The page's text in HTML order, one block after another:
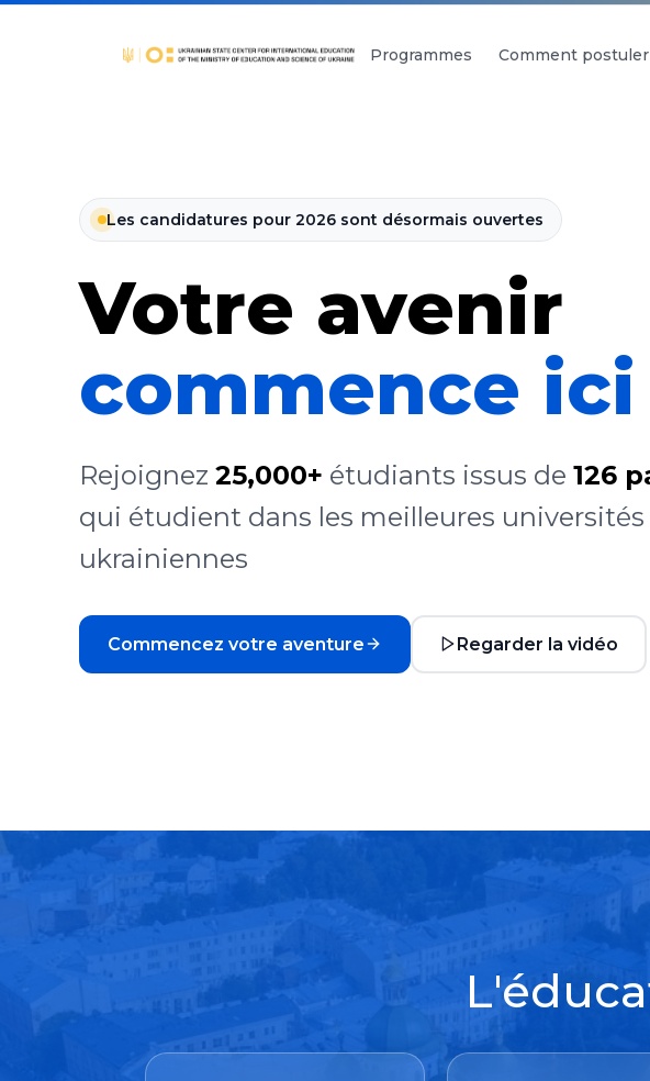
Programmes Comment postuler
Les candidatures pour 2026 sont désormais ouvertes
Votre avenir
commence ici
Rejoignez 25,000+ étudiants issus de 126
qui étudient dans les meilleures universités
ukrainiennes
Commencez votre aventure Regarder la vidéo